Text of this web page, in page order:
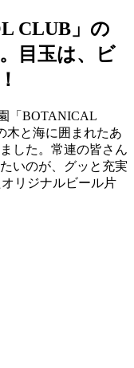
CLUB」の
目玉は、ビ
「BOTANICAL
木と海に囲まれたあ
した。常連の皆さん
いのが、グッと充実
リジナルビール片